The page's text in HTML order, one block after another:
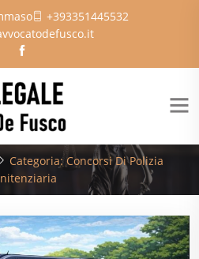
+393351445532
Categoria: Concorsi Di Polizia